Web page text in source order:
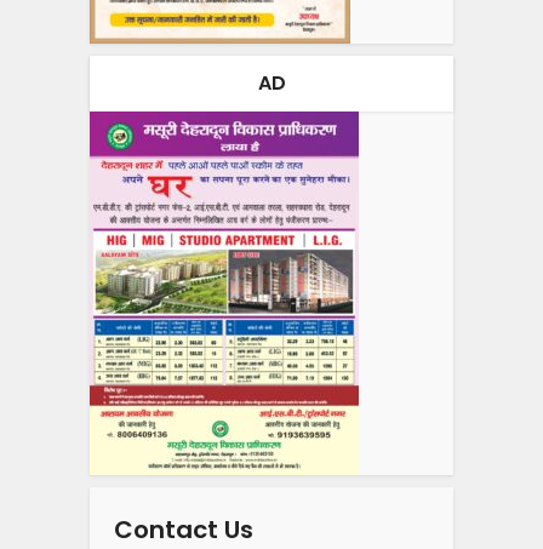
AD
Contact Us